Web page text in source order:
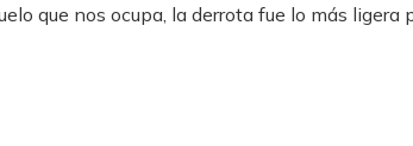
que nos ocupa, la derrota fue lo más